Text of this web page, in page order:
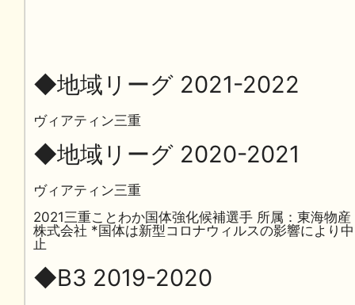
◆地域リーグ 2021-2022
ヴィアティン三重
◆地域リーグ 2020-2021
ヴィアティン三重
2021三重ことわか国体強化候補選手 所属：東海物産
株式会社 *国体は新型コロナウィルスの影響により中
止
◆B3 2019-2020